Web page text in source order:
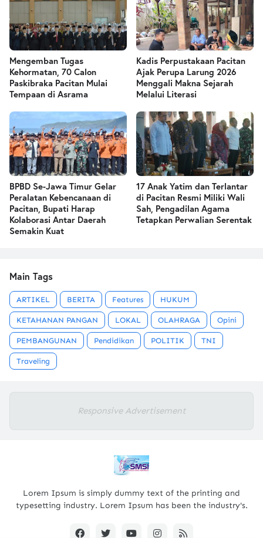
Mengemban Tugas
Kehormatan, 70 Calon
Paskibraka Pacitan Mulai
Tempaan di Asrama
Kadis Perpustakaan Pacitan
Ajak Perupa Larung 2026
Menggali Makna Sejarah
Melalui Literasi
BPBD Se-Jawa Timur Gelar
Peralatan Kebencanaan di
Pacitan, Bupati Harap
Kolaborasi Antar Daerah
Semakin Kuat
17 Anak Yatim dan Terlantar
di Pacitan Resmi Miliki Wali
Sah, Pengadilan Agama
Tetapkan Perwalian Serentak
Main Tags
ARTIKEL BERITA Features HUKUM
KETAHANAN PANGAN LOKAL OLAHRAGA Opini
PEMBANGUNAN Pendidikan POLITIK TNI
Traveling
Responsive Advertisement
Lorem Ipsum is simply dummy text of the printing and
typesetting industry. Lorem Ipsum has been the industry's.